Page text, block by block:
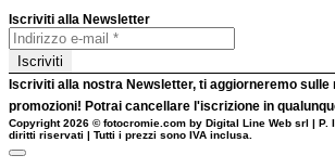
Iscriviti alla Newsletter
Iscriviti alla nostra Newsletter, ti aggiorneremo sulle
promozioni! Potrai cancellare l'iscrizione in
Copyright 2026 ©fotocromie.com by Digital Line Web srl | P.
diritti riservati | Tutti i prezzi sono IVA inclusa.